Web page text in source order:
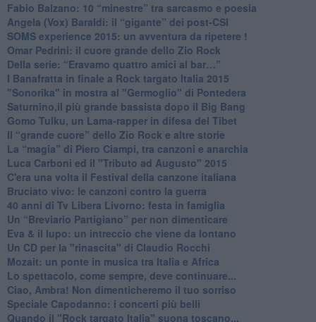
Fabio Balzano: 10 “minestre” tra sarcasmo e poesia
Angela (Vox) Baraldi: il “gigante” dei post-CSI
​SOMS experience 2015: un avventura da ripetere !
Omar Pedrini: il cuore grande dello Zio Rock
Della serie: “Eravamo quattro amici al bar…”
I Banafratta in finale a Rock targato Italia 2015
"Sonorika" in mostra al "Germoglio" di Pontedera
​Saturnino,il più grande bassista dopo il Big Bang
​Gomo Tulku, un Lama-rapper in difesa del Tibet
​Il “grande cuore” dello Zio Rock e altre storie
La “magia” di Piero Ciampi, tra canzoni e anarchia
Luca Carboni ed il "Tributo ad Augusto" 2015
C'era una volta il Festival della canzone italiana
Bruciato vivo: le canzoni contro la guerra
40 anni di Tv Libera Livorno: festa in famiglia
Un “Breviario Partigiano” per non dimenticare
Eva & il lupo: un intreccio che viene da lontano
Un CD per la "rinascita" di Claudio Rocchi
Mozait: un ponte in musica tra Italia e Africa
Lo spettacolo, come sempre, deve continuare...
Ciao, Ambra! Non dimenticheremo il tuo sorriso
Speciale Capodanno: i concerti più belli
Quando il "Rock targato Italia" suona toscano...